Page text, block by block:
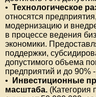
• Технологическое
относятся
модернизацию и
в процессе ведения
экономики.
поддержки,
допустимого объема
предприятий и до 90%
•
Инвестиционные
масштаба. (Категория